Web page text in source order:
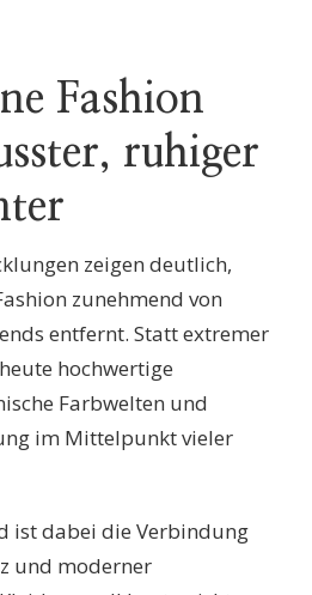
Fashion
ruhiger
zeigen deutlich,
zunehmend von
entfernt. Statt extremer
hochwertige
Farbwelten und
im Mittelpunkt vieler
ist dabei die Verbindung
und moderner